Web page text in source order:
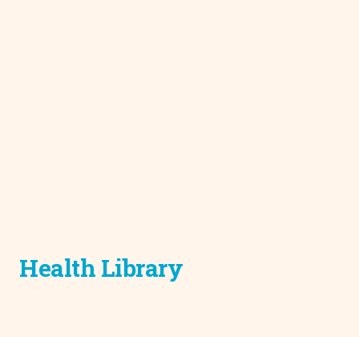
Health Library